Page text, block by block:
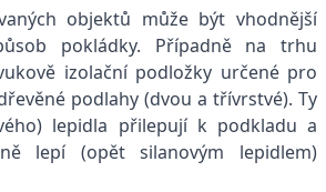
objektů může být vhodnější
pokládky. Případně na trhu
izolační podložky určené pro
podlahy (dvou a třívrstvé). Ty
lepidla přilepují k podkladu a
lepí (opět silanovým lepidlem)